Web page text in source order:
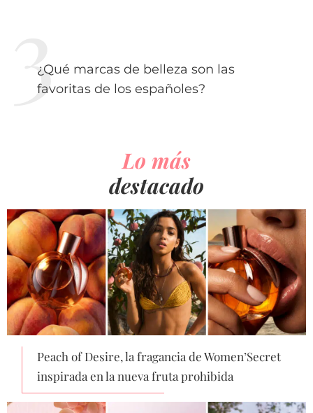
¿Qué marcas de belleza son las
favoritas de los españoles?
Lo más
destacado
Peach of Desire, la fragancia de Women’Secret
inspirada en la nueva fruta prohibida